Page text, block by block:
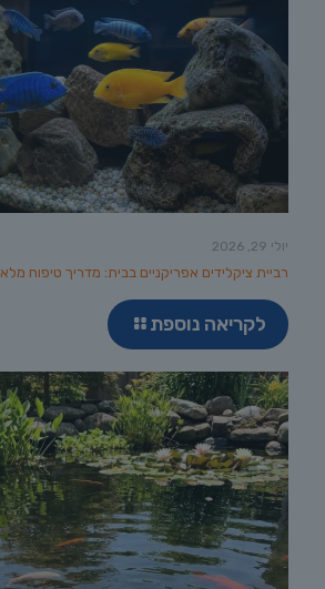
יולי 29, 2026
רביית ציקלידים אפריקניים בבית: מדריך טיפוח מלא
לקריאה נוספת